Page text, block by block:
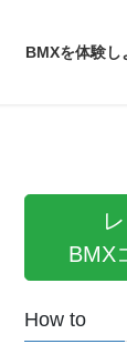
BMXを体験し
BMX
How to